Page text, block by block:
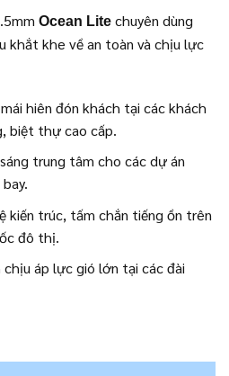
Ocean Lite chuyên dùng
khắt khe về an toàn và chịu lực
hiên đón khách tại các khách
biệt thự cao cấp.
trung tâm cho các dự án
kiến trúc, tấm chắn tiếng ồn trên
đô thị.
chịu áp lực gió lớn tại các đài